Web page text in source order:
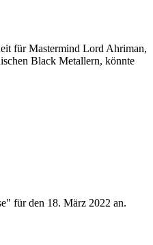
für Mastermind Lord Ahriman,
Black Metallern, könnte
für den 18. März 2022 an.